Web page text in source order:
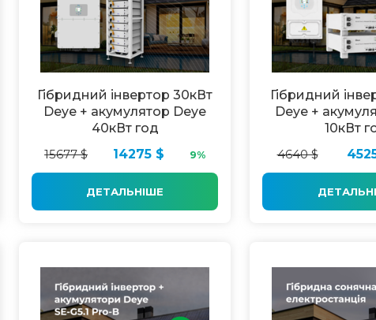
Гібридний інвертор 30кВт
Deye + акумулятор Deye
40кВт год
15677 $
14275 $ 9%
ДЕТАЛЬНІШЕ
Гібридний
Deye +
10кВт
4640 $